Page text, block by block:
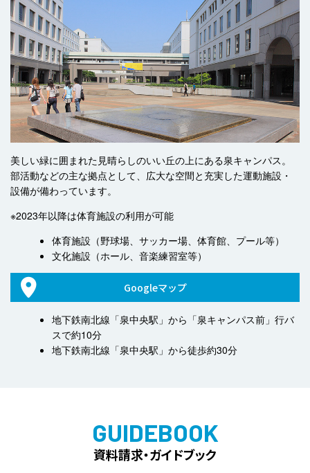
美しい緑に囲まれた見晴らしのいい丘の上にある泉キャンパス。
部活動などの主な拠点として、広大な空間と充実した運動施設・
設備が備わっています。
※2023年以降は体育施設の利用が可能
体育施設（野球場、サッカー場、体育館、プール等）
文化施設（ホール、音楽練習室等）
Googleマップ
地下鉄南北線「泉中央駅」から「泉キャンパス前」行バ
スで約10分
地下鉄南北線「泉中央駅」から徒歩約30分
GUIDEBOOK
資料請求・ガイドブック